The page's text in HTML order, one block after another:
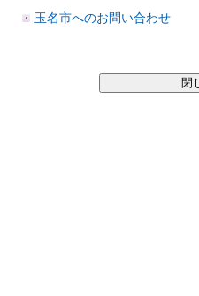
玉名市へのお問い合わせ